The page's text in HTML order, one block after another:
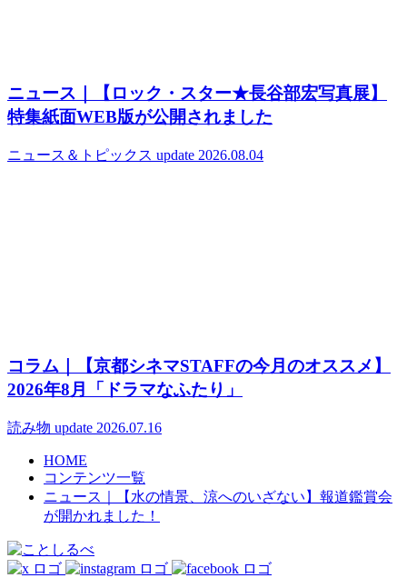
ニュース｜【ロック・スター★長谷部宏写真展】
特集紙面WEB版が公開されました
ニュース＆トピックス update 2026.08.04
コラム｜【京都シネマSTAFFの今月のオススメ】
2026年8月「ドラマなふたり」
読み物 update 2026.07.16
HOME
コンテンツ一覧
ニュース｜【水の情景、涼へのいざない】報道鑑賞会
が開かれました！